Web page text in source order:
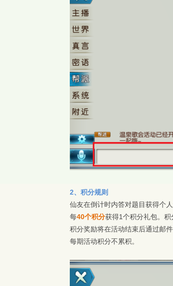
2、积分规则
仙友在倒计时内答对题目获得个人
每40个积分获得1个积分礼包。积
积分奖励将在活动结束后通过邮件
每期活动积分不累积。